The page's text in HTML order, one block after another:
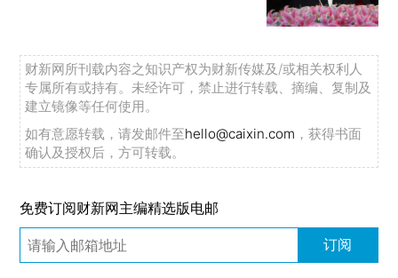
财新网所刊载内容之知识产权为财新传媒及/或相关权利人
专属所有或持有。未经许可，禁止进行转载、摘编、复制及
建立镜像等任何使用。
如有意愿转载，请发邮件至hello@caixin.com ，获得书面
确认及授权后，方可转载。
免费订阅财新网主编精选版电邮
订阅